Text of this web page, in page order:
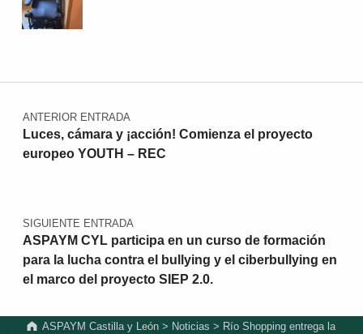
Navegación de entradas
ANTERIOR ENTRADA
Luces, cámara y ¡acción! Comienza el proyecto
europeo YOUTH – REC
SIGUIENTE ENTRADA
ASPAYM CYL participa en un curso de formación
para la lucha contra el bullying y el ciberbullying en
el marco del proyecto SIEP 2.0.
ASPAYM Castilla y León > Noticias > Río Shopping entrega la